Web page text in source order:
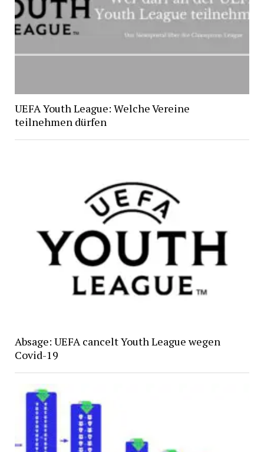
UEFA Youth League: Welche Vereine
teilnehmen dürfen
Absage: UEFA cancelt Youth League wegen
Covid-19